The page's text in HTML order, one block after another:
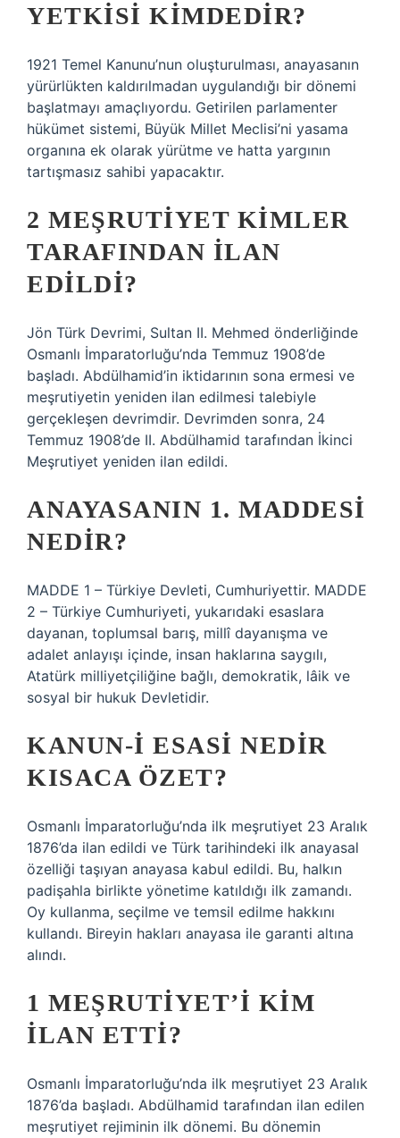
YETKISI KIMDEDIR?
1921 Temel Kanunu’nun oluşturulması, anayasanın
yürürlükten kaldırılmadan uygulandığı bir dönemi
başlatmayı amaçlıyordu. Getirilen parlamenter
hükümet sistemi, Büyük Millet Meclisi’ni yasama
organına ek olarak yürütme ve hatta yargının
tartışmasız sahibi yapacaktır.
2 MEŞRUTIYET KIMLER
TARAFINDAN ILAN
EDILDI?
Jön Türk Devrimi, Sultan II. Mehmed önderliğinde
Osmanlı İmparatorluğu’nda Temmuz 1908’de
başladı. Abdülhamid’in iktidarının sona ermesi ve
meşrutiyetin yeniden ilan edilmesi talebiyle
gerçekleşen devrimdir. Devrimden sonra, 24
Temmuz 1908’de II. Abdülhamid tarafından İkinci
Meşrutiyet yeniden ilan edildi.
ANAYASANIN 1. MADDESI
NEDIR?
MADDE 1 – Türkiye Devleti, Cumhuriyettir. MADDE
2 – Türkiye Cumhuriyeti, yukarıdaki esaslara
dayanan, toplumsal barış, millî dayanışma ve
adalet anlayışı içinde, insan haklarına saygılı,
Atatürk milliyetçiliğine bağlı, demokratik, lâik ve
sosyal bir hukuk Devletidir.
KANUN-I ESASI NEDIR
KISACA ÖZET?
Osmanlı İmparatorluğu’nda ilk meşrutiyet 23 Aralık
1876’da ilan edildi ve Türk tarihindeki ilk anayasal
özelliği taşıyan anayasa kabul edildi. Bu, halkın
padişahla birlikte yönetime katıldığı ilk zamandı.
Oy kullanma, seçilme ve temsil edilme hakkını
kullandı. Bireyin hakları anayasa ile garanti altına
alındı.
1 MEŞRUTIYET’I KIM
ILAN ETTI?
Osmanlı İmparatorluğu’nda ilk meşrutiyet 23 Aralık
1876’da başladı. Abdülhamid tarafından ilan edilen
meşrutiyet rejiminin ilk dönemi. Bu dönemin